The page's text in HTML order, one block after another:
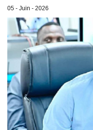
05 - Juin - 2026